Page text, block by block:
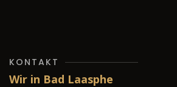
KONTAKT
Wir in Bad Laasphe